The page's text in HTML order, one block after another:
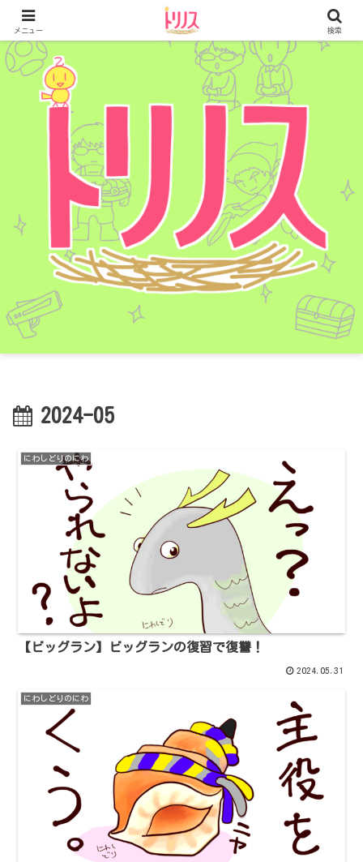
2024-05
にわしどりのにわ
【ビッグラン】ビッグランの復習で復讐！
2024.05.31
にわしどりのにわ
メニュー 検索